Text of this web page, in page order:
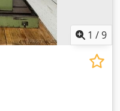
1 /9